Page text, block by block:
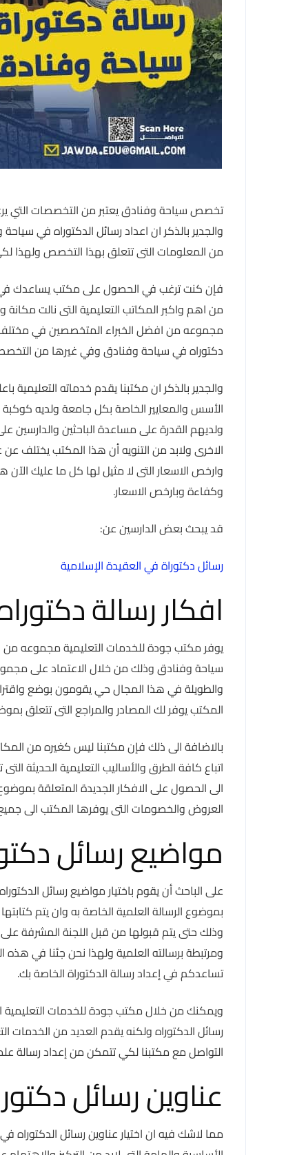
تخصص سياحة وفنادق يعتبر من التخصصات التي
والجدير بالذكر ان اعداد رسائل الدكتوراه في
من المعلومات التى تتعلق بهذا التخصص ولهذا
فإن كنت ترغب في الحصول على مكتب يساعدك في
من اهم واكبر المكاتب التعليمية التى نالت
مجموعه من افضل الخبراء المتخصصين في مختلف
دكتوراه في سياحة وفنادق وفي غيرها من
والجدير بالذكر ان مكتبنا يقدم خدماته
الأسس والمعايير الخاصة بكل جامعة ولديه
ولديهم القدرة على مساعدة الباحثين
الاخرى ولابد من التنويه أن هذا المكتب يختلف عن
وارخص الاسعار التى لا مثيل لها كل ما عليك
وكفاءة وبارخص الاسعار.
قد يبحث بعض الدارسين عن:
رسائل دكتوراة في العقيدة الإسلامية
افكار رسالة
يوفر مكتب جودة للخدمات التعليمية مجموعه من
سياحة وفنادق وذلك من خلال الاعتماد على
والطويلة في هذا المجال حي يقومون بوضع
المكتب يوفر لك المصادر والمراجع التى تتعلق
بالاضافة الى ذلك فإن مكتبنا ليس كغيره من
اتباع كافة الطرق والأساليب التعليمية الحديثة
الى الحصول على الافكار الجديدة المتعلقة
العروض والخصومات التى يوفرها المكتب الى جميع
مواضيع رسائل
على الباحث أن يقوم باختيار مواضيع رسائل
بموضوع الرسالة العلمية الخاصة به وان يتم
وذلك حتى يتم قبولها من قبل اللجنة المشرفة على
ومرتبطة برسالته العلمية ولهذا نحن جئنا في
تساعدكم في إعداد رسالة الدكتوراة الخاصة بك.
ويمكنك من خلال مكتب جودة للخدمات التعليمية
رسائل الدكتوراه ولكنه يقدم العديد من
التواصل مع مكتبنا لكي تتمكن من إعداد رسالة
عناوين رسائل
مما لاشك فيه ان اختيار عناوين رسائل